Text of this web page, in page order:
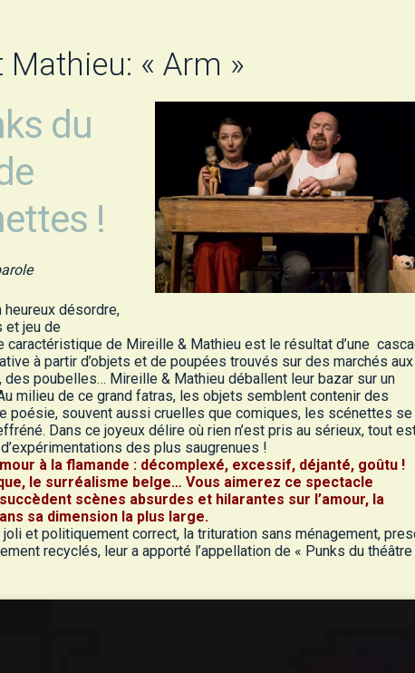
Mathieu: « Arm »
du
!
heureux désordre,
et jeu de
de Mireille & Mathieu est le résultat d’une
à partir d’objets et de poupées trouvés sur des marchés aux
des poubelles… Mireille & Mathieu déballent leur bazar sur un
milieu de ce grand fatras, les objets semblent contenir des
poésie, souvent aussi cruelles que comiques, les scénettes se
Dans ce joyeux délire où rien n’est pris au sérieux, tout
des plus saugrenues !
à la flamande : décomplexé, excessif, déjanté, goûtu !
le surréalisme belge… Vous aimerez ce spectacle
scènes absurdes et hilarantes sur l’amour, la
sa dimension la plus large.
et politiquement correct, la trituration sans ménagement,
recyclés, leur a apporté l’appellation de « Punks du